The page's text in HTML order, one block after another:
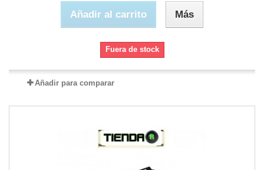
Añadir al carrito Más
Fuera de stock
Añadir para comparar